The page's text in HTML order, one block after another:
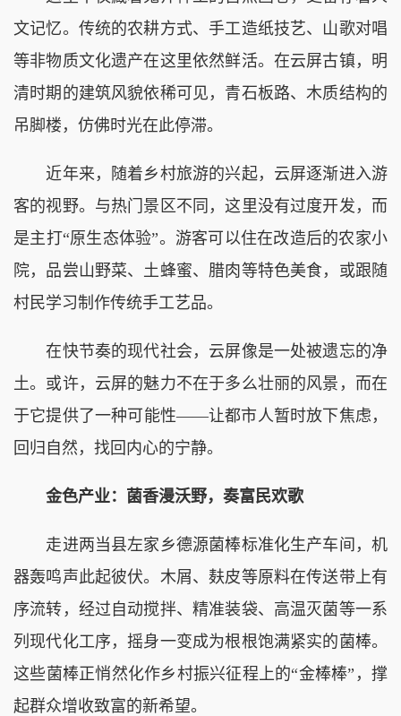
文记忆。传统的农耕方式、手工造纸技艺、山歌对唱
等非物质文化遗产在这里依然鲜活。在云屏古镇，明
清时期的建筑风貌依稀可见，青石板路、木质结构的
吊脚楼，仿佛时光在此停滞。
近年来，随着乡村旅游的兴起，云屏逐渐进入游
客的视野。与热门景区不同，这里没有过度开发，而
是主打“原生态体验”。游客可以住在改造后的农家小
院，品尝山野菜、土蜂蜜、腊肉等特色美食，或跟随
村民学习制作传统手工艺品。
在快节奏的现代社会，云屏像是一处被遗忘的净
土。或许，云屏的魅力不在于多么壮丽的风景，而在
于它提供了一种可能性——让都市人暂时放下焦虑，
回归自然，找回内心的宁静。
金色产业：菌香漫沃野，奏富民欢歌
走进两当县左家乡德源菌棒标准化生产车间，机
器轰鸣声此起彼伏。木屑、麸皮等原料在传送带上有
序流转，经过自动搅拌、精准装袋、高温灭菌等一系
列现代化工序，摇身一变成为根根饱满紧实的菌棒。
这些菌棒正悄然化作乡村振兴征程上的“金棒棒”，撑
起群众增收致富的新希望。